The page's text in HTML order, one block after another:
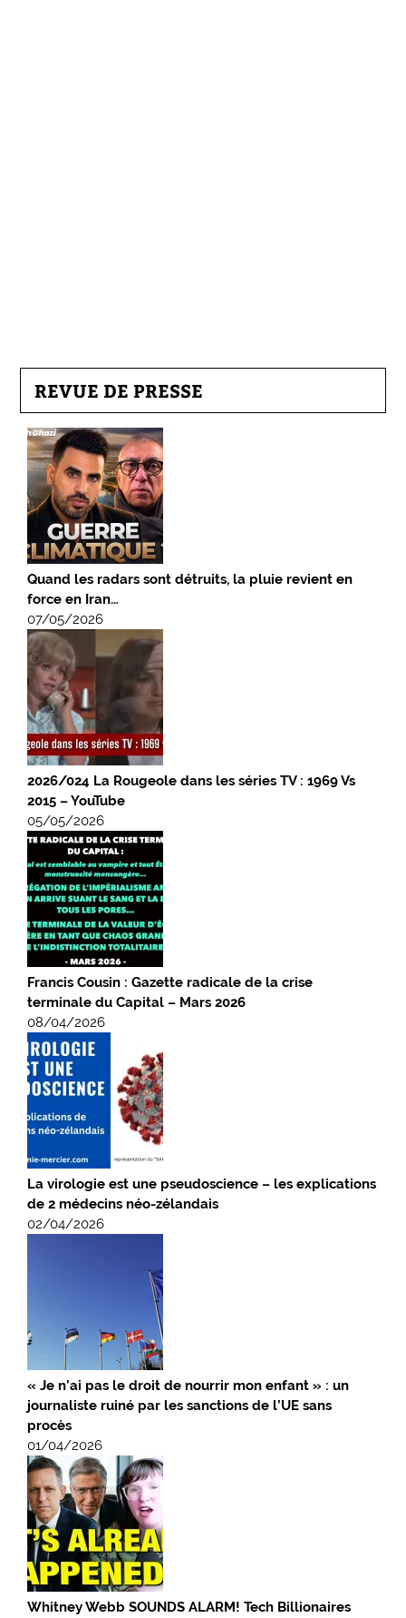
REVUE DE PRESSE
Quand les radars sont détruits, la pluie revient en
force en Iran…
07/05/2026
2026/024 La Rougeole dans les séries TV : 1969 Vs
2015 – YouTube
05/05/2026
Francis Cousin : Gazette radicale de la crise
terminale du Capital – Mars 2026
08/04/2026
La virologie est une pseudoscience – les explications
de 2 médecins néo-zélandais
02/04/2026
« Je n’ai pas le droit de nourrir mon enfant » : un
journaliste ruiné par les sanctions de l’UE sans
procès
01/04/2026
Whitney Webb SOUNDS ALARM! Tech Billionaires